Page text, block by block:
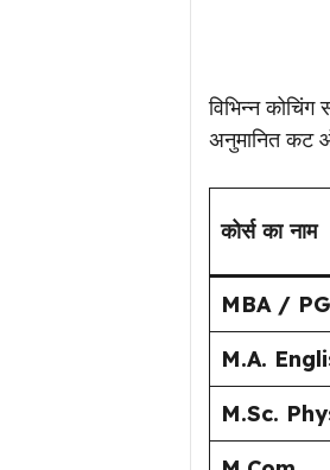
विभिन्न
अनुमानित
कोर्स का नाम
MBA /
M.A.
M.Sc.